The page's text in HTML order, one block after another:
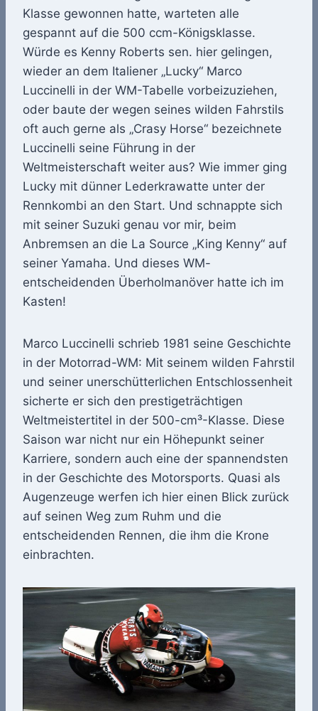
Klasse gewonnen hatte, warteten alle
gespannt auf die 500 ccm-Königsklasse.
Würde es Kenny Roberts sen. hier gelingen,
wieder an dem Italiener „Lucky“ Marco
Luccinelli in der WM-Tabelle vorbeizuziehen,
oder baute der wegen seines wilden Fahrstils
oft auch gerne als „Crasy Horse“ bezeichnete
Luccinelli seine Führung in der
Weltmeisterschaft weiter aus? Wie immer ging
Lucky mit dünner Lederkrawatte unter der
Rennkombi an den Start. Und schnappte sich
mit seiner Suzuki genau vor mir, beim
Anbremsen an die La Source „King Kenny“ auf
seiner Yamaha. Und dieses WM-
entscheidenden Überholmanöver hatte ich im
Kasten!
Marco Luccinelli schrieb 1981 seine Geschichte
in der Motorrad-WM: Mit seinem wilden Fahrstil
und seiner unerschütterlichen Entschlossenheit
sicherte er sich den prestigeträchtigen
Weltmeistertitel in der 500-cm³-Klasse. Diese
Saison war nicht nur ein Höhepunkt seiner
Karriere, sondern auch eine der spannendsten
in der Geschichte des Motorsports. Quasi als
Augenzeuge werfen ich hier einen Blick zurück
auf seinen Weg zum Ruhm und die
entscheidenden Rennen, die ihm die Krone
einbrachten.